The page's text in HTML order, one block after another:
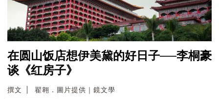
在圆山饭店想伊美黛的好日子──李桐豪
谈《红房子》
撰文 翟翱．圖片提供｜鏡文學